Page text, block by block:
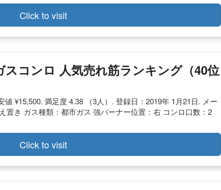
Click to visit
コンロ 人気売れ筋ランキング（40位
¥15,500. 満足度 4.38 （3人）. 登録日：2019年 1月21日. メー
置き ガス種類：都市ガス 強バーナー位置：右 コンロ口数：2
Click to visit